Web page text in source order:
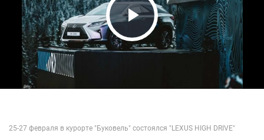
Play Video